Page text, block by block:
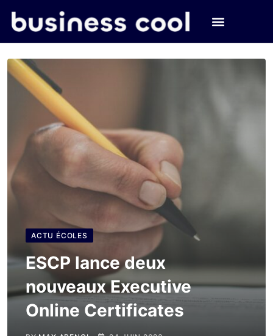
ACTU ÉCOLES
ESCP lance deux
nouveaux Executive
Online Certificates